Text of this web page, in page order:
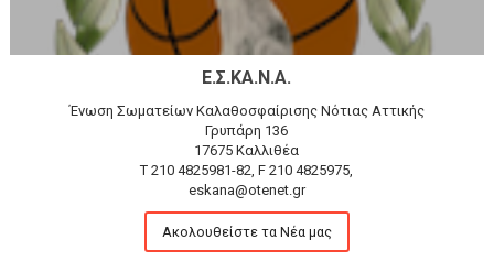
Ε.Σ.ΚΑ.Ν.Α.
Ένωση Σωματείων Καλαθοσφαίρισης Νότιας Αττικής
Γρυπάρη 136
17675 Καλλιθέα
T 210 4825981-82, F 210 4825975,
eskana@otenet.gr
Ακολουθείστε τα Νέα μας